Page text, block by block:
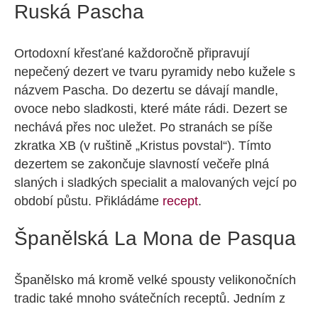
Ruská Pascha
Ortodoxní křesťané každoročně připravují
nepečený dezert ve tvaru pyramidy nebo kužele s
názvem Pascha. Do dezertu se dávají mandle,
ovoce nebo sladkosti, které máte rádi. Dezert se
nechává přes noc uležet. Po stranách se píše
zkratka XB (v ruštině „Kristus povstal“). Tímto
dezertem se zakončuje slavností večeře plná
slaných i sladkých specialit a malovaných vejcí po
období půstu. Přikládáme recept.
Španělská La Mona de Pasqua
Španělsko má kromě velké spousty velikonočních
tradic také mnoho svátečních receptů. Jedním z